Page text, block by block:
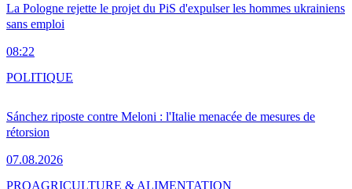
La Pologne rejette le projet du PiS d'expulser les hommes ukrainiens
sans emploi
08:22
Sánchez riposte contre Meloni : l'Italie menacée de mesures de
rétorsion
07.08.2026
POLITIQUE
PROAGRICULTURE & ALIMENTATION